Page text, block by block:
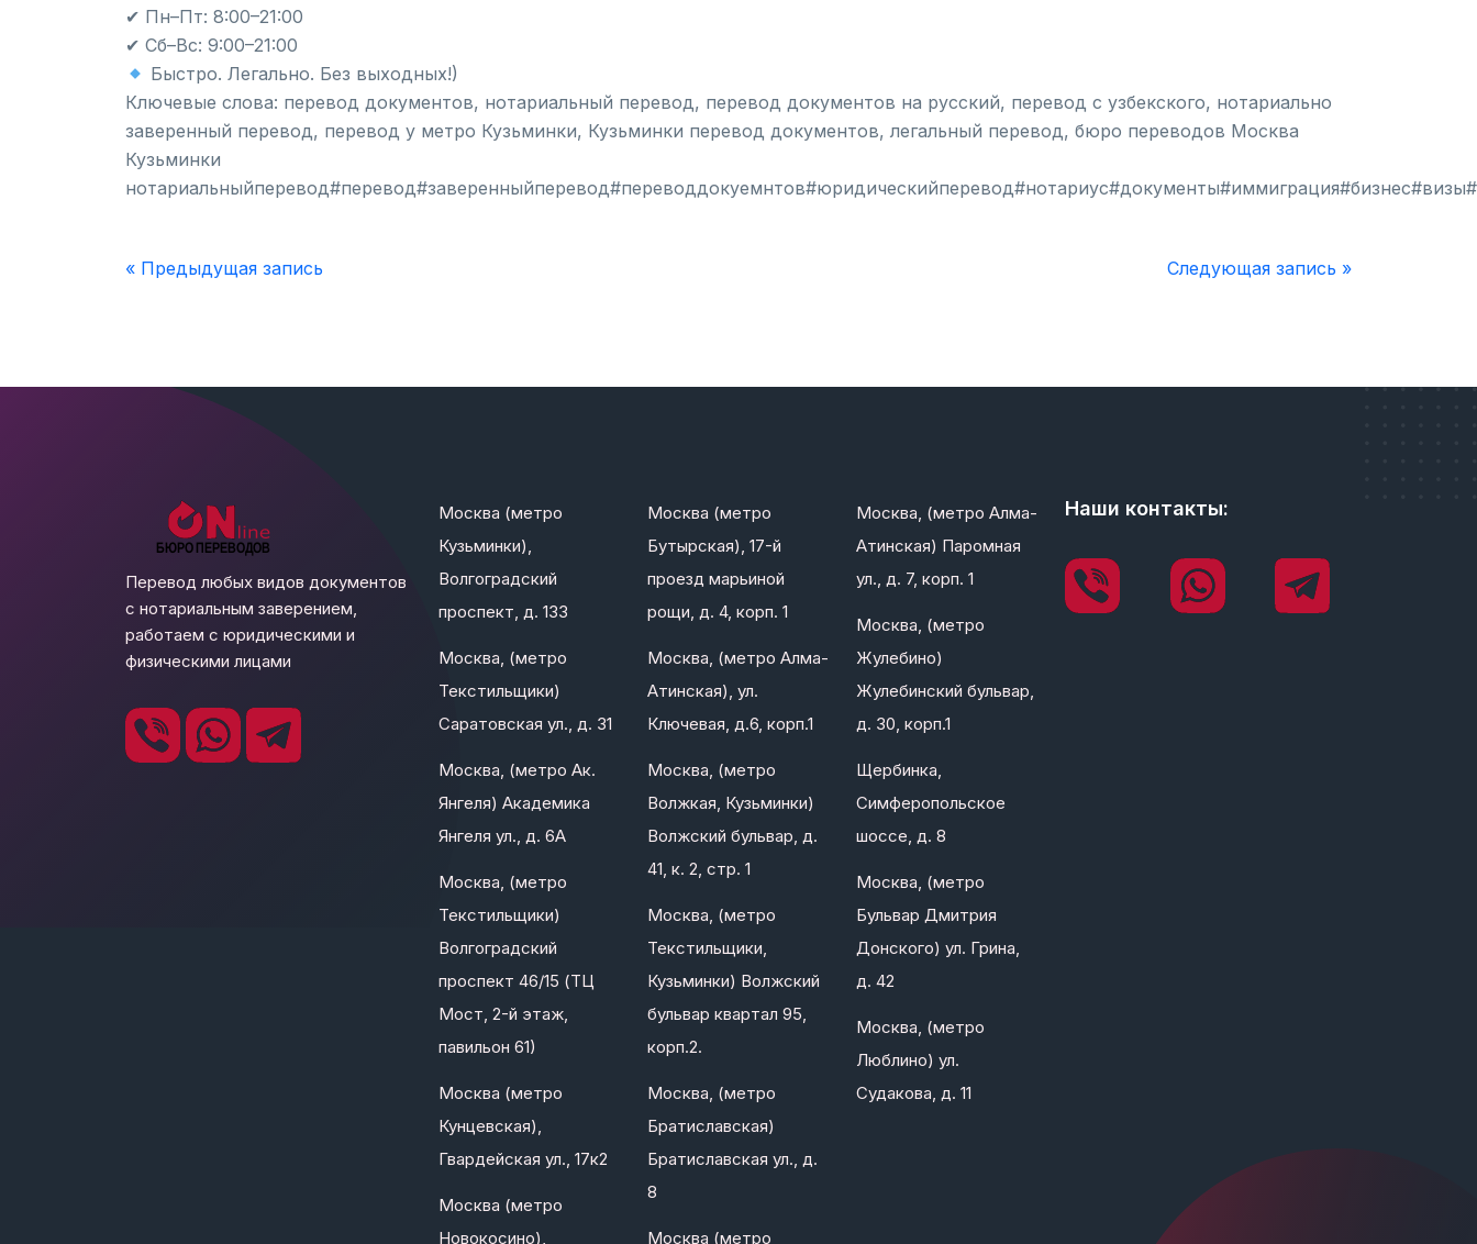
✔ Пн–Пт: 8:00–21:00
✔ Сб–Вс: 9:00–21:00
Быстро. Легально. Без выходных!)
Ключевые слова: перевод документов, нотариальный перевод, перевод документов на русский, перевод с узбекского, нотариально
заверенный перевод, перевод у метро Кузьминки, Кузьминки перевод документов, легальный перевод, бюро переводов Москва
Кузьминки
« Предыдущая запись Следующая запись »
Перевод любых видов документов
с нотариальным заверением,
работаем с юридическими и
физическими лицами
Москва (метро
Кузьминки),
Волгоградский
проспект, д. 133
Москва, (метро
Текстильщики)
Саратовская ул., д. 31
Москва, (метро Ак.
Янгеля) Академика
Янгеля ул., д. 6А
Москва, (метро
Текстильщики)
Волгоградский
проспект 46/15 (ТЦ
Мост, 2-й этаж,
павильон 61)
Москва (метро
Кунцевская),
Гвардейская ул., 17к2
Москва (метро
Новокосино),
Москва (метро
Бутырская), 17-й
проезд марьиной
рощи, д. 4, корп. 1
Москва, (метро Алма-
Атинская), ул.
Ключевая, д.6, корп.1
Москва, (метро
Волжкая, Кузьминки)
Волжский бульвар, д.
41, к. 2, стр. 1
Москва, (метро
Текстильщики,
Кузьминки) Волжский
бульвар квартал 95,
корп.2.
Москва, (метро
Братиславская)
Братиславская ул., д.
8
Москва (метро
Москва, (метро Алма-
Атинская) Паромная
ул., д. 7, корп. 1
Москва, (метро
Жулебино)
Жулебинский бульвар,
д. 30, корп.1
Щербинка,
Симферопольское
шоссе, д. 8
Москва, (метро
Бульвар Дмитрия
Донского) ул. Грина,
д. 42
Москва, (метро
Люблино) ул.
Судакова, д. 11
Наши контакты: